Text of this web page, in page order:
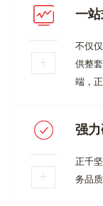
一
不仅
供整
端，
强
正千
务品